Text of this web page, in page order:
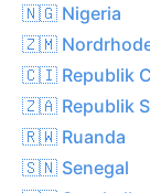
🇳🇬 Nigeria
🇿🇲
🇨🇮 Republik
🇿🇦 Republik
🇷🇼 Ruanda
🇸🇳 Senegal